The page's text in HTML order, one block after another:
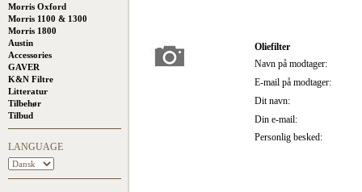
Morris Oxford
Morris 1100 & 1300
Morris 1800
Austin
Accessories
GAVER
K&N Filtre
Litteratur
Tilbehør
Tilbud
LANGUAGE
Oliefilter
Navn på modtager:
E-mail på modtager:
Dit navn:
Din e-mail:
Personlig besked: